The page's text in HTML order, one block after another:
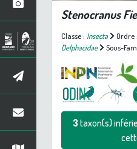
Stenocranus
Classe : Insecta Ordre :
Delphacidae
Sous-
3taxon(s)